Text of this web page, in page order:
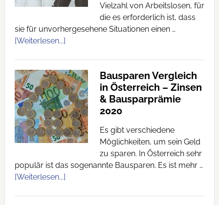
Vielzahl von Arbeitslosen, für
die es erforderlich ist, dass
sie für unvorhergesehene Situationen einen …
[Weiterlesen...]
Bausparen Vergleich
in Österreich – Zinsen
& Bausparprämie
2020
Es gibt verschiedene
Möglichkeiten, um sein Geld
zu sparen. In Österreich sehr
populär ist das sogenannte Bausparen. Es ist mehr …
[Weiterlesen...]